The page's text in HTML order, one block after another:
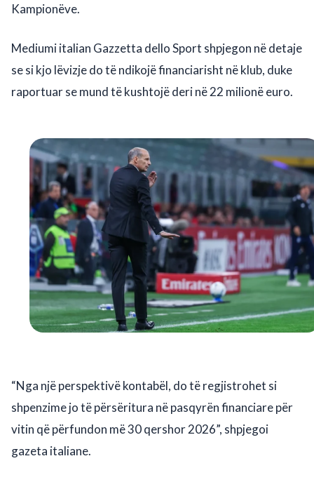
Kampionëve.
Mediumi italian Gazzetta dello Sport shpjegon në detaje
se si kjo lëvizje do të ndikojë financiarisht në klub, duke
raportuar se mund të kushtojë deri në 22 milionë euro.
“Nga një perspektivë kontabël, do të regjistrohet si
shpenzime jo të përsëritura në pasqyrën financiare për
vitin që përfundon më 30 qershor 2026”, shpjegoi
gazeta italiane.